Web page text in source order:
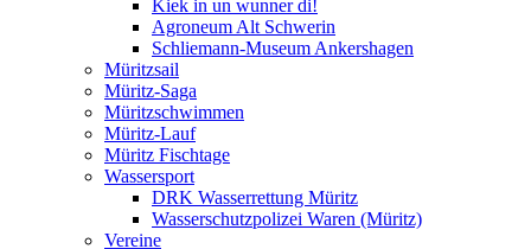
Kiek in un wunner di!
Agroneum Alt Schwerin
Schliemann-Museum Ankershagen
Müritzsail
Müritz-Saga
Müritzschwimmen
Müritz-Lauf
Müritz Fischtage
Wassersport
DRK Wasserrettung Müritz
Wasserschutzpolizei Waren (Müritz)
Vereine